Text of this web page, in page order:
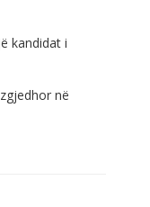
kandidat i
në